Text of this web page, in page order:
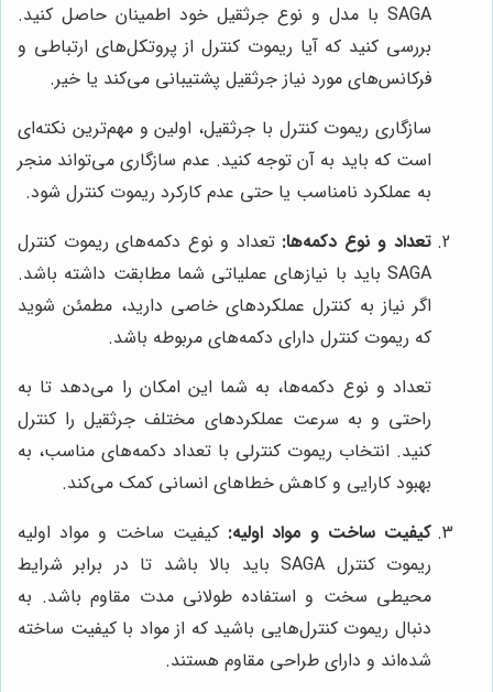
SAGA با مدل و نوع جرثقیل خود اطمینان حاصل کنید.
بررسی کنید که آیا ریموت کنترل از پروتکل‌های ارتباطی و
فرکانس‌های مورد نیاز جرثقیل پشتیبانی می‌کند یا خیر.
سازگاری ریموت کنترل با جرثقیل، اولین و مهم‌ترین نکته‌ای
است که باید به آن توجه کنید. عدم سازگاری می‌تواند منجر
به عملکرد نامناسب یا حتی عدم کارکرد ریموت کنترل شود.
تعداد و نوع دکمه‌ها: تعداد و نوع دکمه‌های ریموت کنترل
SAGA باید با نیازهای عملیاتی شما مطابقت داشته باشد.
اگر نیاز به کنترل عملکردهای خاصی دارید، مطمئن شوید
که ریموت کنترل دارای دکمه‌های مربوطه باشد.
تعداد و نوع دکمه‌ها، به شما این امکان را می‌دهد تا به
راحتی و به سرعت عملکردهای مختلف جرثقیل را کنترل
کنید. انتخاب ریموت کنترلی با تعداد دکمه‌های مناسب، به
بهبود کارایی و کاهش خطاهای انسانی کمک می‌کند.
کیفیت ساخت و مواد اولیه: کیفیت ساخت و مواد اولیه
ریموت کنترل SAGA باید بالا باشد تا در برابر شرایط
محیطی سخت و استفاده طولانی مدت مقاوم باشد. به
دنبال ریموت کنترل‌هایی باشید که از مواد با کیفیت ساخته
شده‌اند و دارای طراحی مقاوم هستند.